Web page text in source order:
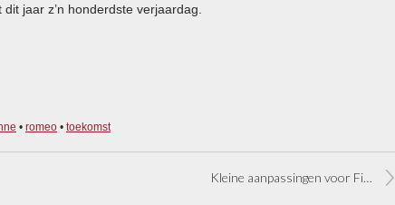
jaar z’n honderdste verjaardag.
• romeo • toekomst
Kleine aanpassingen voor Fiat Bravo